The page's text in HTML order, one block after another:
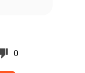
0